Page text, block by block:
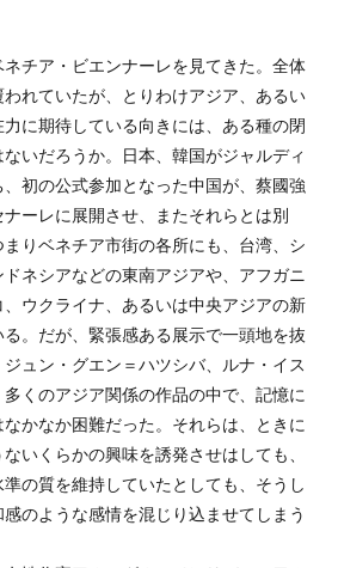
チア・ビエンナーレを見てきた。全体
れていたが、とりわけアジア、あるい
に期待している向きには、ある種の閉
いだろうか。日本、韓国がジャルディ
初の公式参加となった中国が、蔡國強
ーレに展開させ、またそれらとは別
りベネチア市街の各所にも、台湾、シ
ネシアなどの東南アジアや、アフガニ
ウクライナ、あるいは中央アジアの新
。だが、緊張感ある展示で一頭地を抜
ュン・グエン＝ハツシバ、ルナ・イス
くのアジア関係の作品の中で、記憶に
かなか困難だった。それらは、ときに
いくらかの興味を誘発させはしても、
の質を維持していたとしても、そうし
のような感情を混じり込ませてしまう